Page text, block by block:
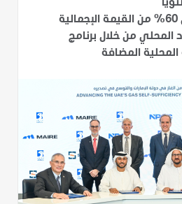
إعادة توجيه أكثر من 60% من القيمة الإجمالية
المحلي من خلال برنامج
المحلية المضافة